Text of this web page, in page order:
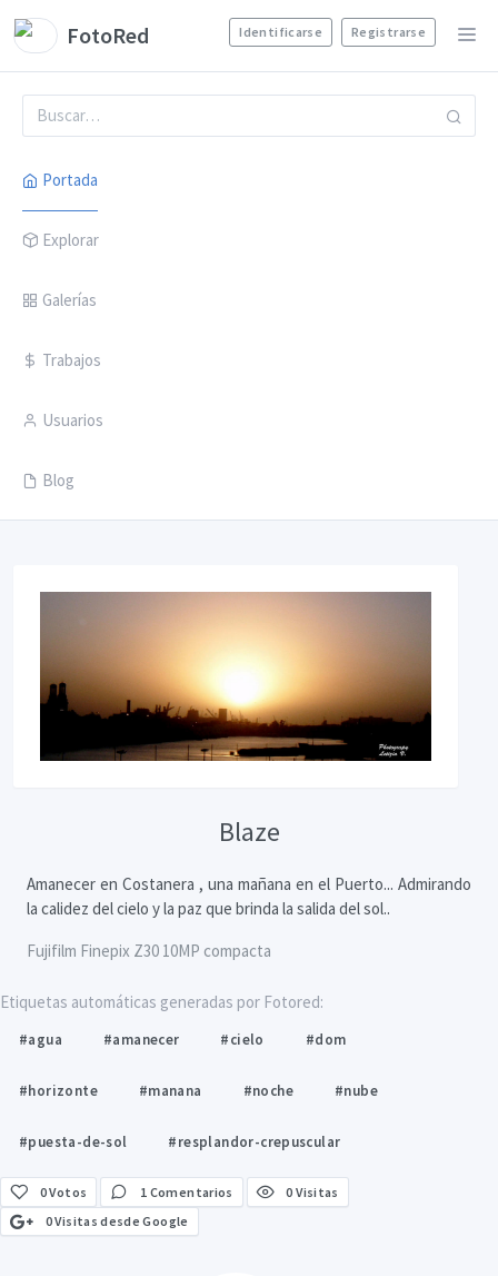
FotoRed Identificarse Registrarse
Portada
Explorar
Galerías
Trabajos
Usuarios
Blog
Blaze
Amanecer en Costanera , una mañana en el Puerto... Admirando
la calidez del cielo y la paz que brinda la salida del sol..
Fujifilm Finepix Z30 10MP compacta
Etiquetas automáticas generadas por Fotored:
#agua #amanecer #cielo #dom
#horizonte #manana #noche #nube
#puesta-de-sol #resplandor-crepuscular
0Votos 1 Comentarios
0 Visitas
0 Visitas desde Google